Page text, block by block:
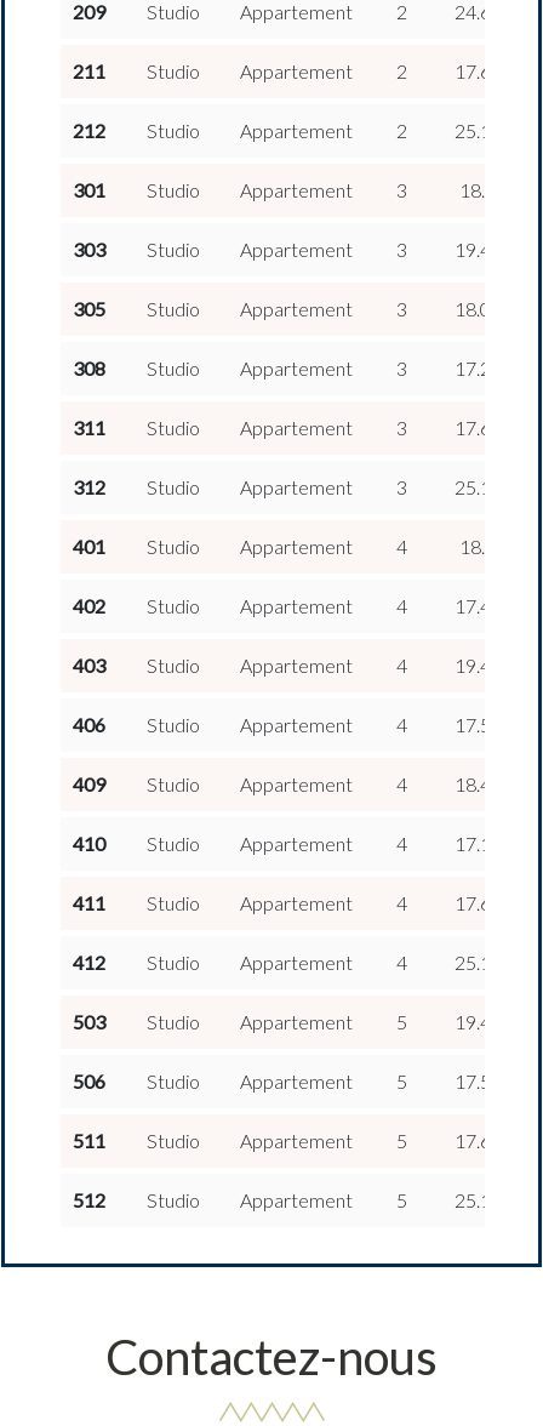
209 Studio Appartement 2 24.63 m
211 Studio Appartement 2 17.65 m
212 Studio Appartement 2 25.12 m
301 Studio Appartement 3 18.1 m
303 Studio Appartement 3 19.48 m
305 Studio Appartement 3 18.01 m
308 Studio Appartement 3 17.27 m
311 Studio Appartement 3 17.65 m
312 Studio Appartement 3 25.12 m
401 Studio Appartement 4 18.1 m
402 Studio Appartement 4 17.47 m
403 Studio Appartement 4 19.48 m
406 Studio Appartement 4 17.58 m
409 Studio Appartement 4 18.41 m
410 Studio Appartement 4 17.12 m
411 Studio Appartement 4 17.65 m
412 Studio Appartement 4 25.12 m
503 Studio Appartement 5 19.48 m
506 Studio Appartement 5 17.58 m
511 Studio Appartement 5 17.65 m
512 Studio Appartement 5 25.12 m
Contactez-nous